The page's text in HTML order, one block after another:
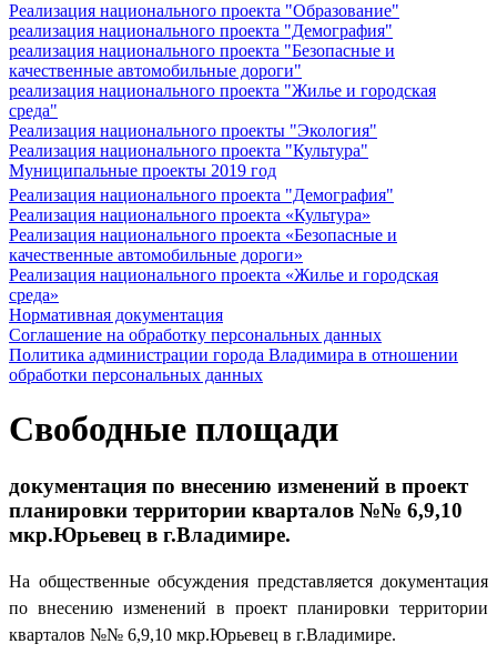
Реализация национального проекта "Образование"
реализация национального проекта "Демография"
реализация национального проекта "Безопасные и
качественные автомобильные дороги"
реализация национального проекта "Жилье и городская
среда"
Реализация национального проекты "Экология"
Реализация национального проекта "Культура"
Муниципальные проекты 2019 год
Реализация национального проекта "Демография"
Реализация национального проекта «Культура»
Реализация национального проекта «Безопасные и
качественные автомобильные дороги»
Реализация национального проекта «Жилье и городская
среда»
Нормативная документация
Соглашение на обработку персональных данных
Политика администрации города Владимира в отношении
обработки персональных данных
Свободные площади
документация по внесению изменений в проект
планировки территории кварталов №№ 6,9,10
мкр.Юрьевец в г.Владимире.
На общественные обсуждения представляется документация
по внесению изменений в проект планировки территории
кварталов №№ 6,9,10 мкр.Юрьевец в г.Владимире.